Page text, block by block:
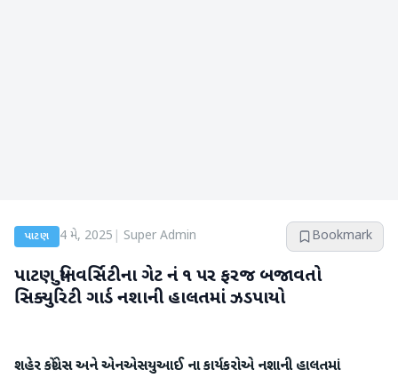
પાટણ 4 મે, 2025 Super Admin Bookmark
પાટણ યુનિવર્સિટીના ગેટ નં ૧ પર ફરજ બજાવતો
સિક્યુરિટી ગાર્ડ નશાની હાલતમાં ઝડપાયો
શહેર કોંગ્રેસ અને એનએસયુઆઈ ના કાર્યકરોએ નશાની હાલતમાં